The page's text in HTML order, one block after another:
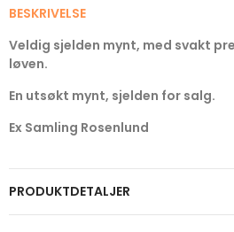
BESKRIVELSE
Veldig sjelden mynt, med svakt
løven.
En utsøkt mynt, sjelden for salg.
Ex Samling Rosenlund
PRODUKTDETALJER